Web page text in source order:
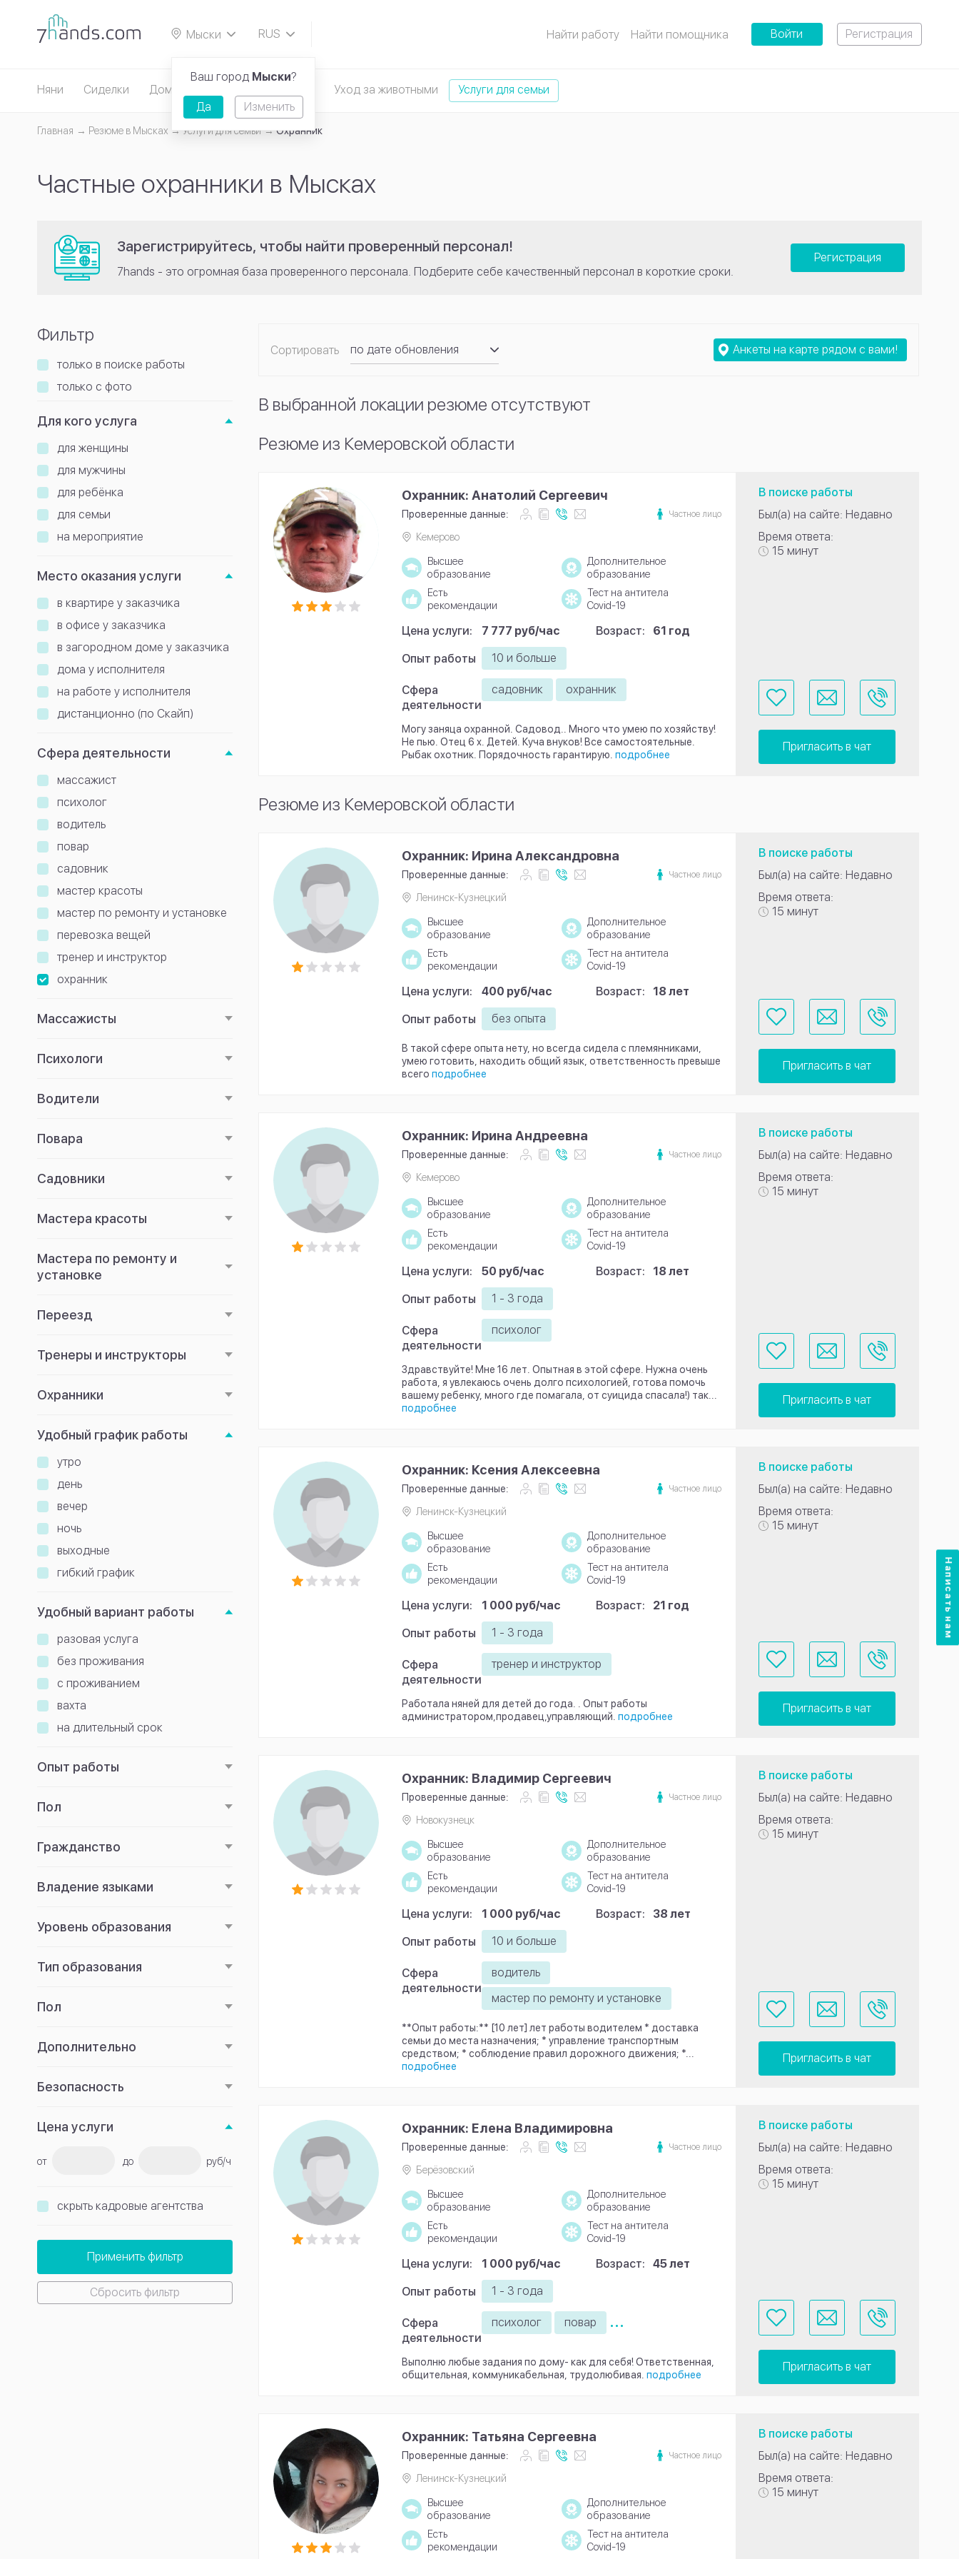
Мыски
RUS
Найти работу Найти помощника Войти Регистрация
Няни Сиделки Домработницы Уход за животными Услуги для семьи
Главная Резюме в Мысках Услуги для семьи Охранник
Частные охранники в Мысках
Зарегистрируйтесь, чтобы найти проверенный персонал!
7hands - это огромная база проверенного персонала. Подберите себе качественный персонал в короткие сроки.
Регистрация
Фильтр
только в поиске работы
только с фото
Для кого услуга
для женщины
для мужчины
для ребёнка
для семьи
на мероприятие
Место оказания услуги
в квартире у заказчика
в офисе у заказчика
в загородном доме у заказчика
дома у исполнителя
на работе у исполнителя
дистанционно (по Скайп)
Сфера деятельности
массажист
психолог
водитель
повар
садовник
мастер красоты
мастер по ремонту и установке
перевозка вещей
тренер и инструктор
охранник
Массажисты
Психологи
Водители
Повара
Садовники
Мастера красоты
Мастера по ремонту и
установке
Переезд
Тренеры и инструкторы
Охранники
Удобный график работы
утро
день
вечер
ночь
выходные
гибкий график
Удобный вариант работы
разовая услуга
без проживания
с проживанием
вахта
на длительный срок
Опыт работы
Пол
Гражданство
Владение языками
Уровень образования
Тип образования
Пол
Дополнительно
Безопасность
Цена услуги
от до руб/ч
скрыть кадровые агентства
Применить фильтр
Сбросить фильтр
Сортировать
по дате обновления
по рейтингу
Анкеты на карте рядом с вами!
В выбранной локации резюме отсутствуют
Резюме из Кемеровской области
Охранник: Анатолий Сергеевич
Проверенные данные: Частное лицо
Кемерово
Высшее
образование
Дополнительное
образование
Есть
рекомендации
Тест на антитела
Covid-19
Цена услуги: 7 777 руб/час Возраст: 61 год
Опыт работы 10 и больше
Сфера
деятельности
садовник охранник
Могу заняца охранной. Садовод.. Много что умею по хозяйству!
Не пью. Отец 6 х. Детей. Куча внуков! Все самостоятельные.
Рыбак охотник. Порядочность гарантирую. подробнее
В поиске работы
Был(а) на сайте: Недавно
Время ответа:
15 минут
Пригласить в чат
Резюме из Кемеровской области
Охранник: Ирина Александровна
Проверенные данные: Частное лицо
Ленинск-Кузнецкий
Высшее
образование
Дополнительное
образование
Есть
рекомендации
Тест на антитела
Covid-19
Цена услуги: 400 руб/час Возраст: 18 лет
Опыт работы без опыта
В такой сфере опыта нету, но всегда сидела с племянниками,
умею готовить, находить общий язык, ответственность превыше
всего подробнее
В поиске работы
Был(а) на сайте: Недавно
Время ответа:
15 минут
Пригласить в чат
Охранник: Ирина Андреевна
Проверенные данные: Частное лицо
Кемерово
Высшее
образование
Дополнительное
образование
Есть
рекомендации
Тест на антитела
Covid-19
Цена услуги: 50 руб/час Возраст: 18 лет
Опыт работы 1 - 3 года
Сфера
деятельности
психолог
Здравствуйте! Мне 16 лет. Опытная в этой сфере. Нужна очень
работа, я увлекаюсь очень долго психологией, готова помочь
вашему ребенку, много где помагала, от суицида спасала!) так...
подробнее
В поиске работы
Был(а) на сайте: Недавно
Время ответа:
15 минут
Пригласить в чат
Охранник: Ксения Алексеевна
Проверенные данные: Частное лицо
Ленинск-Кузнецкий
Высшее
образование
Дополнительное
образование
Есть
рекомендации
Тест на антитела
Covid-19
Цена услуги: 1 000 руб/час Возраст: 21 год
Опыт работы 1 - 3 года
Сфера
деятельности
тренер и инструктор
Работала няней для детей до года. . Опыт работы
администратором,продавец,управляющий. подробнее
В поиске работы
Был(а) на сайте: Недавно
Время ответа:
15 минут
Пригласить в чат
Охранник: Владимир Сергеевич
Проверенные данные: Частное лицо
Новокузнецк
Высшее
образование
Дополнительное
образование
Есть
рекомендации
Тест на антитела
Covid-19
Цена услуги: 1 000 руб/час Возраст: 38 лет
Опыт работы 10 и больше
Сфера
деятельности
водитель
мастер по ремонту и установке
**Опыт работы:** [10 лет] лет работы водителем * доставка
семьи до места назначения; * управление транспортным
средством; * соблюдение правил дорожного движения; *...
подробнее
В поиске работы
Был(а) на сайте: Недавно
Время ответа:
15 минут
Пригласить в чат
Охранник: Елена Владимировна
Проверенные данные: Частное лицо
Берёзовский
Высшее
образование
Дополнительное
образование
Есть
рекомендации
Тест на антитела
Covid-19
Цена услуги: 1 000 руб/час Возраст: 45 лет
Опыт работы 1 - 3 года
Сфера
деятельности
психолог повар ...
Выполню любые задания по дому- как для себя! Ответственная,
общительная, коммуникабельная, трудолюбивая. подробнее
В поиске работы
Был(а) на сайте: Недавно
Время ответа:
15 минут
Пригласить в чат
Охранник: Татьяна Сергеевна
Проверенные данные: Частное лицо
Ленинск-Кузнецкий
Высшее
образование
Дополнительное
образование
Есть
рекомендации
Тест на антитела
Covid-19
В поиске работы
Был(а) на сайте: Недавно
Время ответа:
15 минут
Написать нам
Ваш город Мыски?
Да Изменить